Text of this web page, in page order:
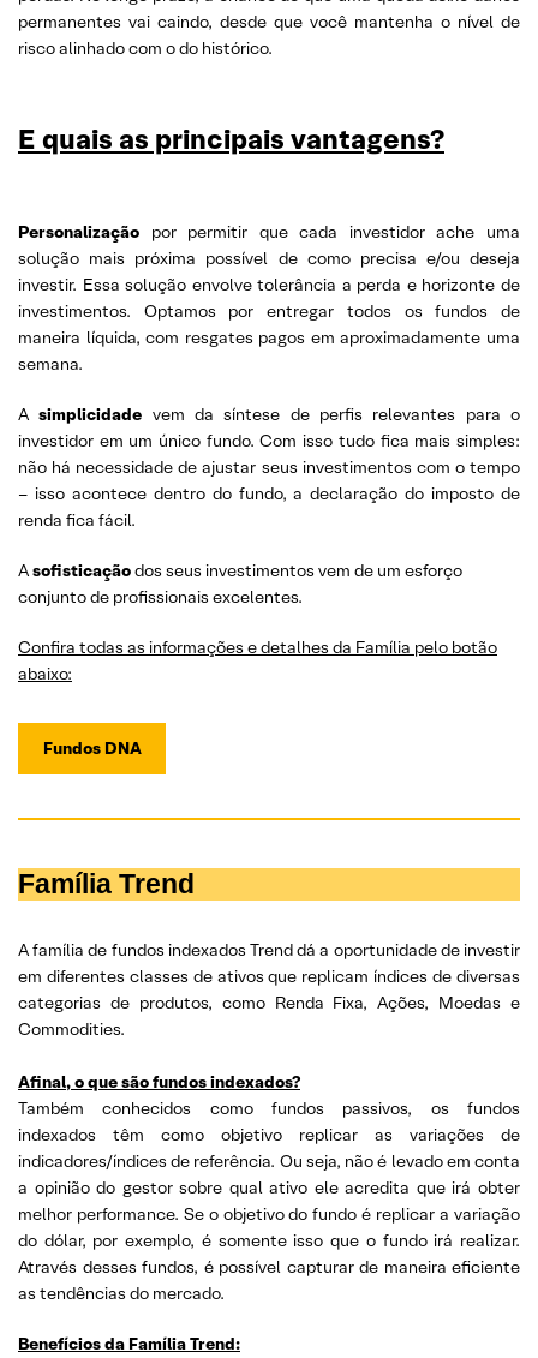
permanentes vai caindo, desde que você mantenha o nível de
risco alinhado com o do histórico.
E quais as principais vantagens?
Personalização por permitir que cada investidor ache uma
solução mais próxima possível de como precisa e/ou deseja
investir. Essa solução envolve tolerância a perda e horizonte de
investimentos. Optamos por entregar todos os fundos de
maneira líquida, com resgates pagos em aproximadamente uma
semana.
Asimplicidade vem da síntese de perfis relevantes para o
investidor em um único fundo. Com isso tudo fica mais simples:
não há necessidade de ajustar seus investimentos com o tempo
– isso acontece dentro do fundo, a declaração do imposto de
renda fica fácil.
Asofisticaçãodos seus investimentos vem de um esforço
conjunto de profissionais excelentes.
Confira todas as informações e detalhes da Família pelo botão
abaixo:
Fundos DNA
Família Trend
A família de fundos indexados Trend dá a oportunidade de investir
em diferentes classes de ativos que replicam índices de diversas
categorias de produtos, como Renda Fixa, Ações, Moedas e
Commodities.
Afinal, o que são fundos indexados?
Também conhecidos como fundos passivos, os fundos
indexados têm como objetivo replicar as variações de
indicadores/índices de referência. Ou seja, não é levado em conta
a opinião do gestor sobre qual ativo ele acredita que irá obter
melhor performance. Se o objetivo do fundo é replicar a variação
do dólar, por exemplo, é somente isso que o fundo irá realizar.
Através desses fundos, é possível capturar de maneira eficiente
as tendências do mercado.
Benefícios da Família Trend: